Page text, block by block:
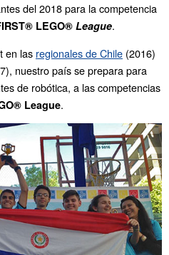
del 2018 para la competencia
LEGO® League.
en las regionales de Chile (2016)
nuestro país se prepara para
de robótica, a las competencias
League.